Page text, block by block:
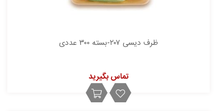
ظرف دیسی ۲۰۷-بسته ۳۰۰ عددی
تماس بگیرید